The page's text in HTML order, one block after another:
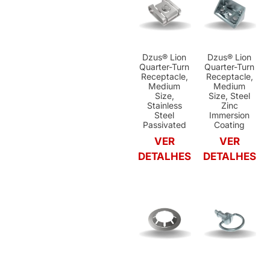
Dzus® Lion
Quarter-Turn
Receptacle,
Medium
Size,
Stainless
Steel
Passivated
VER
DETALHES
Dzus® Lion
Quarter-Turn
Receptacle,
Medium
Size, Steel
Zinc
Immersion
Coating
VER
DETALHES